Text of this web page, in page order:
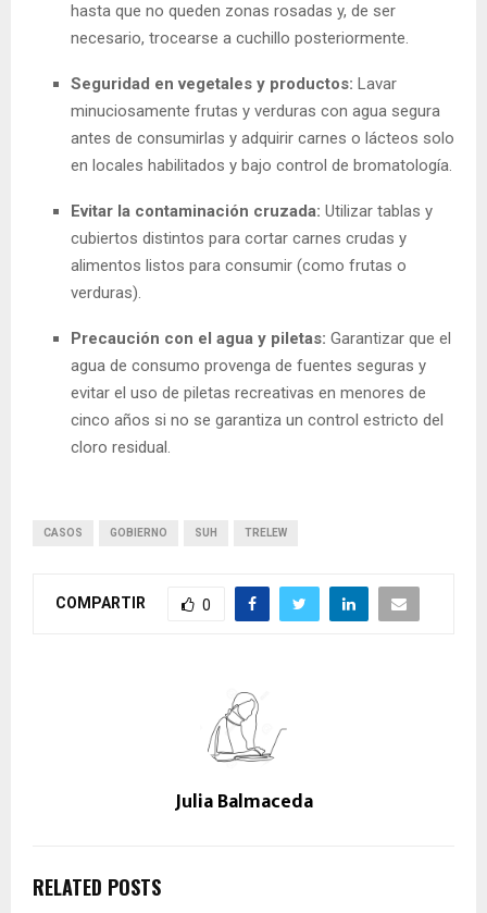
hasta que no queden zonas rosadas y, de ser
necesario, trocearse a cuchillo posteriormente.
Seguridad en vegetales y productos: Lavar
minuciosamente frutas y verduras con agua segura
antes de consumirlas y adquirir carnes o lácteos solo
en locales habilitados y bajo control de bromatología.
Evitar la contaminación cruzada: Utilizar tablas y
cubiertos distintos para cortar carnes crudas y
alimentos listos para consumir (como frutas o
verduras).
Precaución con el agua y piletas: Garantizar que el
agua de consumo provenga de fuentes seguras y
evitar el uso de piletas recreativas en menores de
cinco años si no se garantiza un control estricto del
cloro residual.
CASOS GOBIERNO SUH TRELEW
COMPARTIR 0
Julia Balmaceda
RELATED POSTS